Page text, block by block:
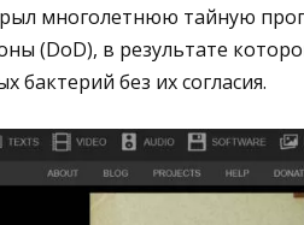
многолетнюю тайную
(DoD), в результате
бактерий без их согласия.